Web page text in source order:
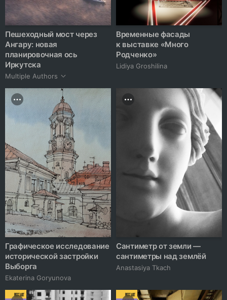
Пешеходный мост через
Ангару: новая
планировочная ось
Иркутска
Multiple Authors
Временные фасады
к выставке «Много
Родченко»
Lidiya Groshilina
Графическое исследование
исторической застройки
Выборга
Ekaterina Goryunova
Сантиметр от земли —
сантиметры над землёй
Anastasiya Tkach
BEST ART BEST ART